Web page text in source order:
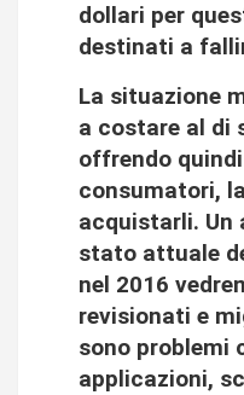
dollari per
destinati a
La situazione
a costare al di
offrendo
consumatori,
acquistarli. Un
stato attuale
nel 2016
revisionati e
sono problemi
applicazioni,